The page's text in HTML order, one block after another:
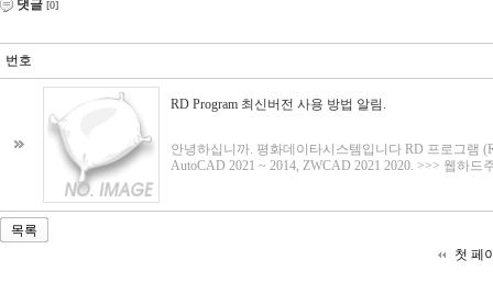
댓글 [0]
번호
RD Program 최신버전 사용 방법 알림.
안녕하십니까. 평화데이타시스템입니다 RD 프로그램
AutoCAD 2021 ~ 2014, ZWCAD 2021 2020. >>> 웹하드
목록
첫 페